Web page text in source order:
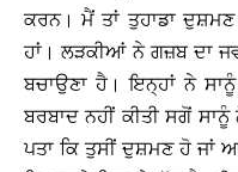
ਕਰਨ। ਮੈਂ ਤਾਂ ਤੁਹਾਡਾ
ਹਾਂ। ਲੜਕੀਆਂ ਨੇ ਗਜ਼ਬ ਦਾ
ਬਚਾਉਣਾ ਹੈ। ਇਨ੍ਹਾਂ ਨੇ
ਬਰਬਾਦ ਨਹੀਂ ਕੀਤੀ ਸਗੋਂ
ਪਤਾ ਕਿ ਤੁਸੀਂ ਦੁਸ਼ਮਣ ਹੋ ਜਾਂ